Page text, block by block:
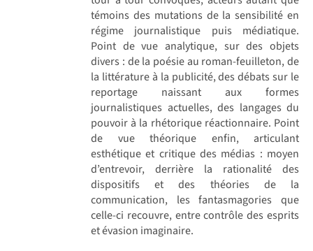
témoins des mutations de la sensibilité en
régime journalistique puis médiatique.
Point de vue analytique, sur des objets
divers : de la poésie au roman-feuilleton, de
la littérature à la publicité, des débats sur le
reportage naissant aux formes
journalistiques actuelles, des langages du
pouvoir à la rhétorique réactionnaire. Point
de vue théorique enfin, articulant
esthétique et critique des médias : moyen
d’entrevoir, derrière la rationalité des
dispositifs et des théories de la
communication, les fantasmagories que
celle-ci recouvre, entre contrôle des esprits
et évasion imaginaire.